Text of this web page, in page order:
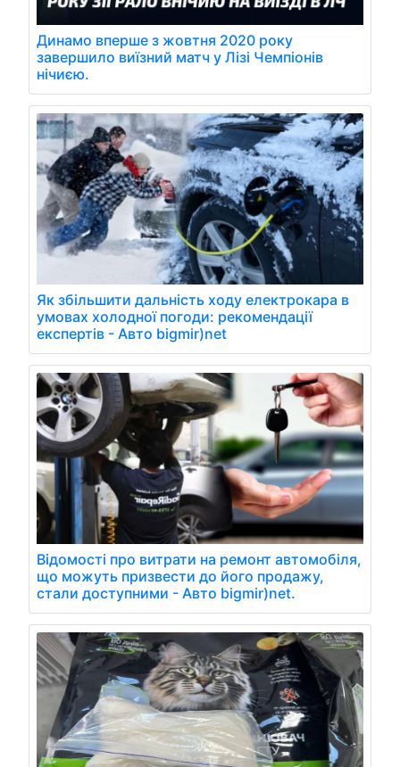
Динамо вперше з жовтня 2020 року
завершило виїзний матч у Лізі Чемпіонів
нічиєю.
Як збільшити дальність ходу електрокара в
умовах холодної погоди: рекомендації
експертів - Авто bigmir)net
Відомості про витрати на ремонт автомобіля,
що можуть призвести до його продажу,
стали доступними - Авто bigmir)net.